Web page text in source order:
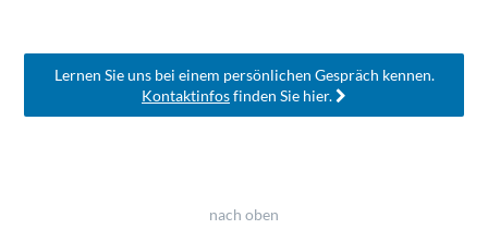
Lernen Sie uns bei einem persönlichen Gespräch kennen.
Kontaktinfosfinden Sie hier.
nach oben